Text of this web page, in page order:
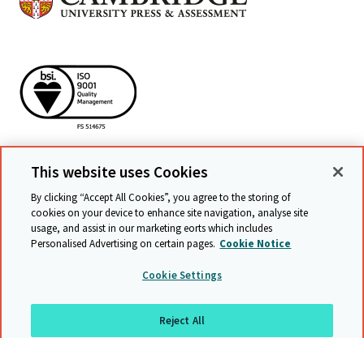
查看相关网站
20262021 UCLES沪ICP备15055955号
权限声明
This website uses Cookies
By clicking “Accept All Cookies”, you agree to the storing of
cookies on your device to enhance site navigation, analyse site
usage, and assist in our marketing efforts which includes
Personalised Advertising on certain pages. Cookie Notice
Cookie Settings
Reject All